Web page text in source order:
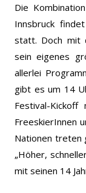
Die
Innsbruck
statt. Doch mit
sein eigenes
allerlei
gibt es um 14
Festival-
FreeskierInnen
Nationen treten
„Höher,
mit seinen 14